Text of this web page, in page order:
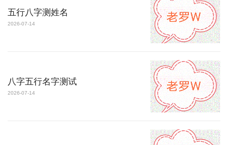
五行八字测姓名
2026-07-14
八字五行名字测试
2026-07-14